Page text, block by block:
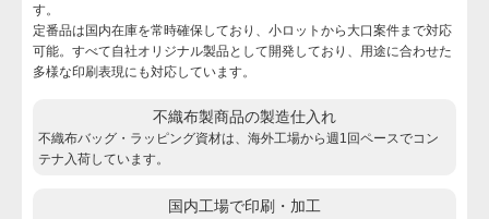
す。
定番品は国内在庫を常時確保しており、小ロットから大口案件まで対応
可能。すべて自社オリジナル製品として開発しており、用途に合わせた
多様な印刷表現にも対応しています。
不織布製商品の製造仕入れ
不織布バッグ・ラッピング資材は、海外工場から週1回ペースでコン
テナ入荷しています。
国内工場で印刷・加工